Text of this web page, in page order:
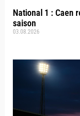
National 1 : Caen
saison
03.08.2026